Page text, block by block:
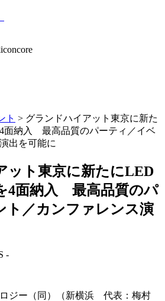
ト > グランドハイアット東京に新た
面納入 最高品質のパーティ／イベ
出を可能に
ット東京に新たにLED
4面納入 最高品質のパ
ト／カンファレンス演
-
ロジー（同）（新横浜 代表：梅村